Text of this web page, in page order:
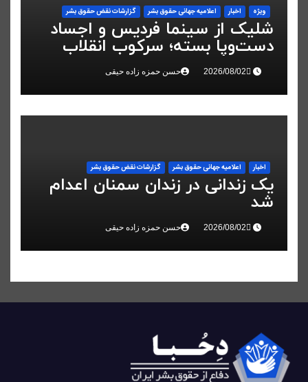
ویژه اخبار اعلاميه جهانی حقوق بشر گزارشات نقض حقوق بشر
شلیک از سینما فردیس و اجساد
دست‌وپا بسته؛ سرکوب انقلاب
ملی در البرز حسن حمزه زاده حیقی
اخبار اعلاميه جهانی حقوق بشر گزارشات نقض حقوق بشر
یک زندانی در زندان سمنان اعدام
شد
حسن حمزه زاده حیقی